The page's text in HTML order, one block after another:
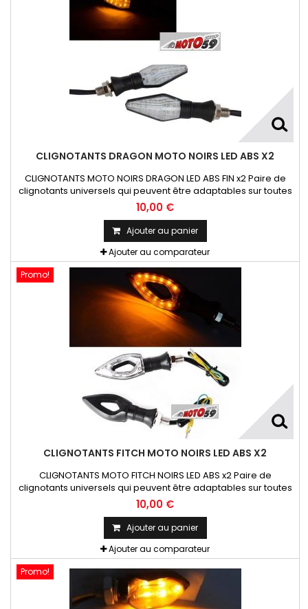
CLIGNOTANTS DRAGON MOTO NOIRS LED ABS X2
CLIGNOTANTS MOTO NOIRS DRAGON LED ABS FIN x2 Paire de
clignotants universels qui peuvent être adaptables sur toutes
motos ou scooters
10,00 €
Ajouter au panier
Ajouter au comparateur
Promo!
CLIGNOTANTS FITCH MOTO NOIRS LED ABS X2
CLIGNOTANTS MOTO FITCH NOIRS LED ABS x2 Paire de
clignotants universels qui peuvent être adaptables sur toutes
motos ou scooters
10,00 €
Ajouter au panier
Ajouter au comparateur
Promo!